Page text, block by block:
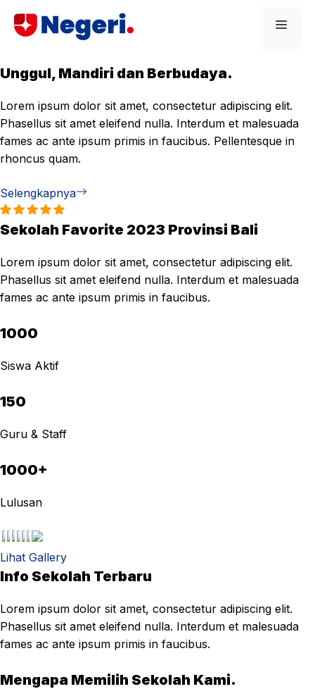
Unggul, Mandiri dan Berbudaya.
Lorem ipsum dolor sit amet, consectetur adipiscing elit.
Phasellus sit amet eleifend nulla. Interdum et malesuada
fames ac ante ipsum primis in faucibus. Pellentesque in
rhoncus quam.
Selengkapnya
Sekolah Favorite 2023 Provinsi Bali
Lorem ipsum dolor sit amet, consectetur adipiscing elit.
Phasellus sit amet eleifend nulla. Interdum et malesuada
fames ac ante ipsum primis in faucibus.
1000
Siswa Aktif
150
Guru & Staff
1000+
Lulusan
Lihat Gallery
Info Sekolah Terbaru
Lorem ipsum dolor sit amet, consectetur adipiscing elit.
Phasellus sit amet eleifend nulla. Interdum et malesuada
fames ac ante ipsum primis in faucibus.
Mengapa Memilih Sekolah Kami.